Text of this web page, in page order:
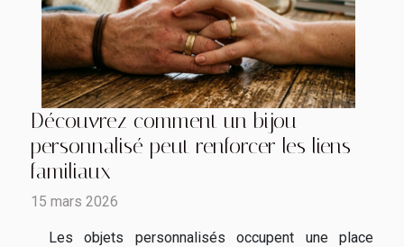
Découvrez comment un bijou
personnalisé peut renforcer les liens
familiaux
15 mars 2026
Les objets personnalisés occupent une place